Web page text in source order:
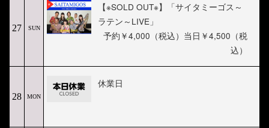
27 SUN
【※SOLD OUT※】「サイタミーゴス～
ラテン～LIVE」
予約￥4,000（税込）当日￥4,500（税
込）
28 MON
休業日